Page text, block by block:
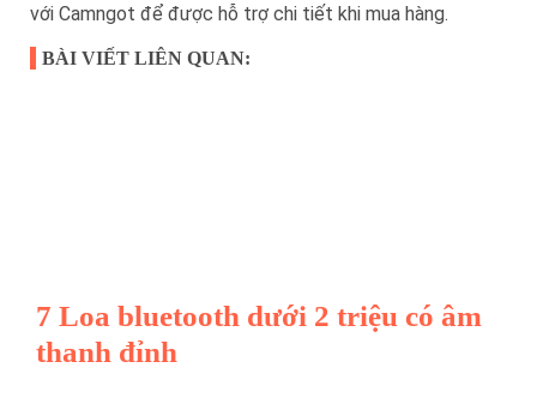
với Camngot để được hỗ trợ chi tiết khi mua hàng.
BÀI VIẾT LIÊN QUAN:
7 Loa bluetooth dưới 2 triệu có âm
thanh đỉnh